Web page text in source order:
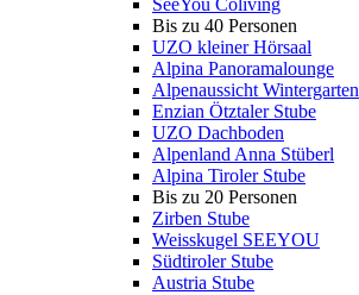
SeeYou Coliving
Bis zu 40 Personen
UZO kleiner Hörsaal
Alpina Panoramalounge
Alpenaussicht Wintergarten
Enzian Ötztaler Stube
UZO Dachboden
Alpenland Anna Stüberl
Alpina Tiroler Stube
Bis zu 20 Personen
Zirben Stube
Weisskugel SEEYOU
Südtiroler Stube
Austria Stube